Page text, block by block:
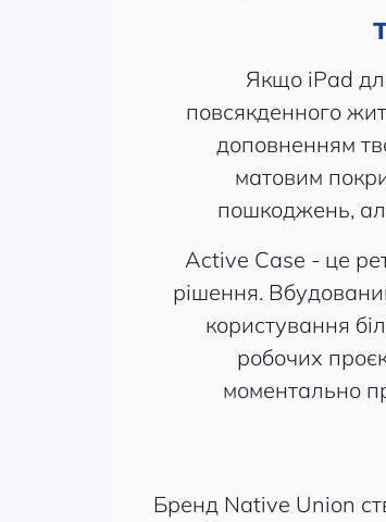
Якщо iPad
повсякденного
доповненням
матовим
пошкоджень,
Active Case - це
рішення.
користування
робочих
моментально
Бренд Native Union